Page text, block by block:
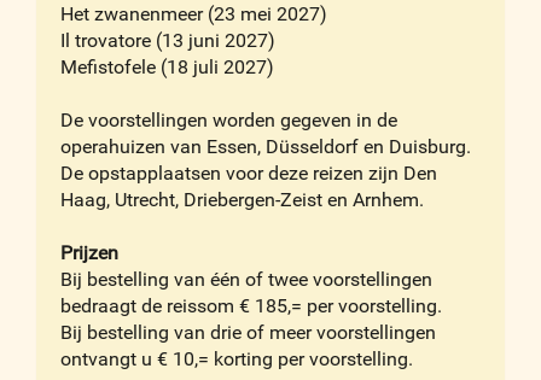
Het zwanenmeer (23 mei 2027)
Il trovatore (13 juni 2027)
Mefistofele (18 juli 2027)
De voorstellingen worden gegeven in de
operahuizen van Essen, Düsseldorf en Duisburg.
De opstapplaatsen voor deze reizen zijn Den
Haag, Utrecht, Driebergen-Zeist en Arnhem.
Prijzen
Bij bestelling van één of twee voorstellingen
bedraagt de reissom € 185,= per voorstelling.
Bij bestelling van drie of meer voorstellingen
ontvangt u € 10,= korting per voorstelling.